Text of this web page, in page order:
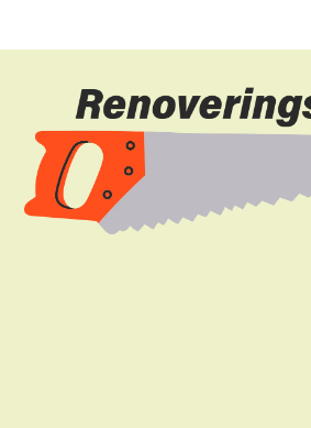
RENOVERA DIN HALL
RENOVERA SJÄLV
BLOGG